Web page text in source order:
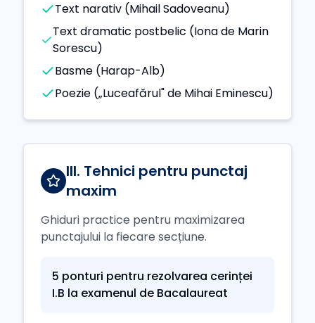
Text narativ (Mihail Sadoveanu)
Text dramatic postbelic (Iona de Marin
Sorescu)
Basme (Harap-Alb)
Poezie („Luceafărul" de Mihai Eminescu)
III. Tehnici pentru punctaj
maxim
Ghiduri practice pentru maximizarea
punctajului la fiecare secțiune.
5 ponturi pentru rezolvarea cerinței
I.B la examenul de Bacalaureat